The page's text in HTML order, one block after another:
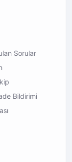
Sorular
Bildirimi